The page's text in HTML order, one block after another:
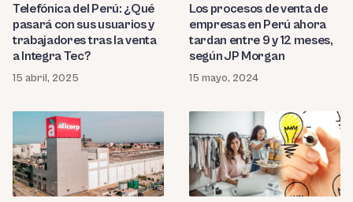
Telefónica del Perú: ¿Qué
pasará con sus usuarios y
trabajadores tras la venta
a Integra Tec?
15 abril, 2025
Los procesos de venta de
empresas en Perú ahora
tardan entre 9 y 12 meses,
según JP Morgan
15 mayo, 2024